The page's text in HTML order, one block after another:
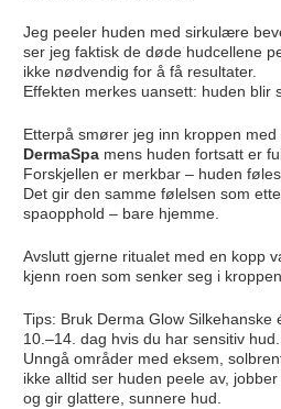
Jeg peeler huden med sirkulære
ser jeg faktisk de døde hudcellene
ikke nødvendig for å få resultater.
Effekten merkes uansett: huden blir
Etterpå smører jeg inn kroppen med
DermaSpamens huden fortsatt er
Forskjellen er merkbar – huden
Det gir den samme følelsen som
spaopphold – bare hjemme.
Avslutt gjerne ritualet med en kopp
kjenn roen som senker seg i
Tips: Bruk Derma Glow Silkehanske
10.–14. dag hvis du har sensitiv hud.
Unngå områder med eksem,
ikke alltid ser huden peele av,
og gir glattere, sunnere hud.